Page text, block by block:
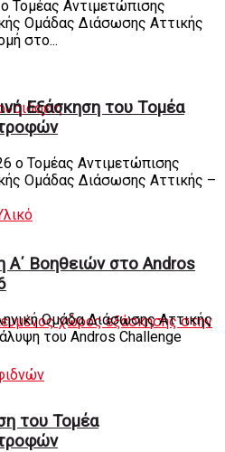
χώρος εξάσκησης στην
ο Τομέας Αντιμετώπισης
Ομάδας Διάσωσης Αττικής
στο...
Eξάσκηση του Tομέα
ο Τομέας Αντιμετώπισης
Ομάδας Διάσωσης Αττικής –
Βοηθειών στο Andros
Ομάδα Διάσωσης Αττικής
του Andros Challenge
του Τομέα